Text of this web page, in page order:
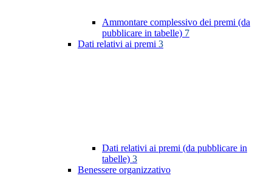
Ammontare complessivo dei premi (da
pubblicare in tabelle) 7
Dati relativi ai premi 3
Dati relativi ai premi (da pubblicare in
tabelle) 3
Benessere organizzativo